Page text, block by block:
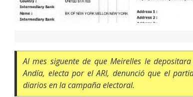
Al mes siguente de que Meirelles le
Andía, electa por el ARI, denunció que el
diarios en la campaña electoral.